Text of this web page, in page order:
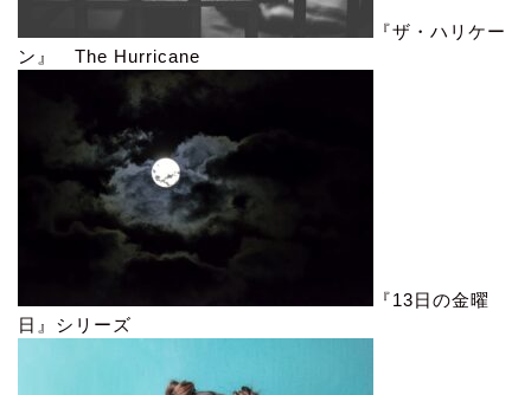
『ザ・ハリケー
ン』 The Hurricane
『13日の金曜
日』シリーズ